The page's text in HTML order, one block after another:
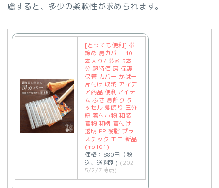
慮すると、多少の柔軟性が求められます。
[とっても便利] 帯
締め 房カバー 10
本入り/ 帯〆 5本
分 超特価 房 保護
保管 カバー かばー
片付け 収納 アイデ
ア商品 便利アイテ
ム ふさ 房飾り タ
ッセル 髪飾り 三分
紐 着付小物 和装
着物 和柄 着付け
透明 PP 樹脂 プラ
スチック エコ 新品
(mo101)
価格：880円（税
込、送料別) (202
5/2/7時点)